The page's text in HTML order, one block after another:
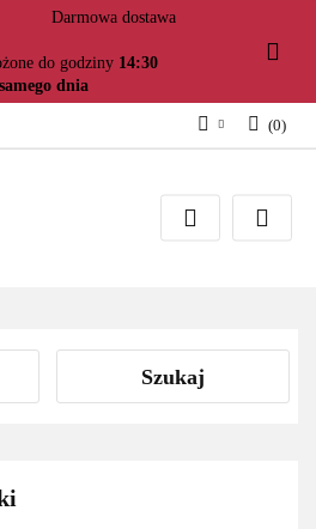
dostawa
do godziny 14:30
dnia
Załóż konto
(0)
Szukaj